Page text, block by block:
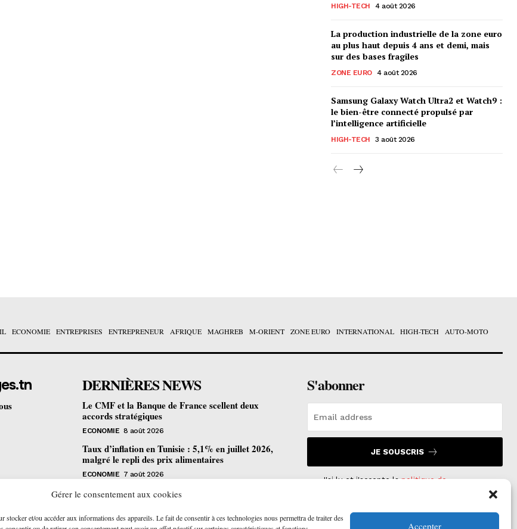
Gérer le consentement aux cookies
et/ou accéder aux informations des appareils. Le fait de consentir à ces technologies nous permettra de traiter des
Accepter
HIGH-TECH 4 août 2026
La production industrielle de la zone euro
au plus haut depuis 4 ans et demi, mais
sur des bases fragiles
ZONE EURO 4 août 2026
Samsung Galaxy Watch Ultra2 et Watch9 :
le bien-être connecté propulsé par
l’intelligence artificielle
HIGH-TECH 3 août 2026
ECONOMIE ENTREPRISES ENTREPRENEUR AFRIQUE MAGHREB M-ORIENT ZONE EURO INTERNATIONAL HIGH-TECH AUTO-MOTO
DERNIÈRES NEWS
Le CMF et la Banque de France scellent deux
accords stratégiques
ECONOMIE 8 août 2026
Taux d’inflation en Tunisie : 5,1% en juillet 2026,
malgré le repli des prix alimentaires
ECONOMIE 7 août 2026
Une formation gratuite en fibre optique ouvre ses
ENTREPRENEUR 6 août 2026
S'abonner
JE SOUSCRIS
J'ai lu et j'accepte lapolitique de